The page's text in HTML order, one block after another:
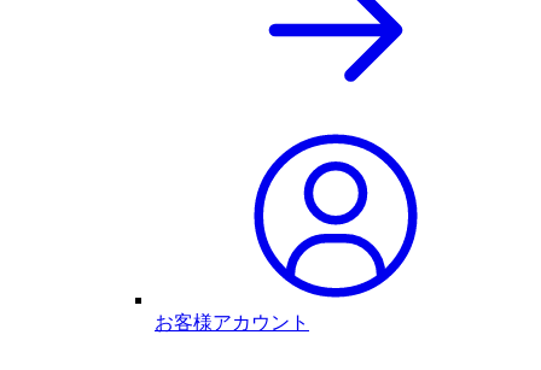
お客様アカウント